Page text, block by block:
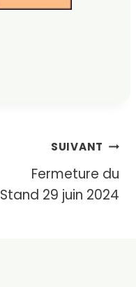
SUIVANT
Fermeture du
Stand 29 juin 2024